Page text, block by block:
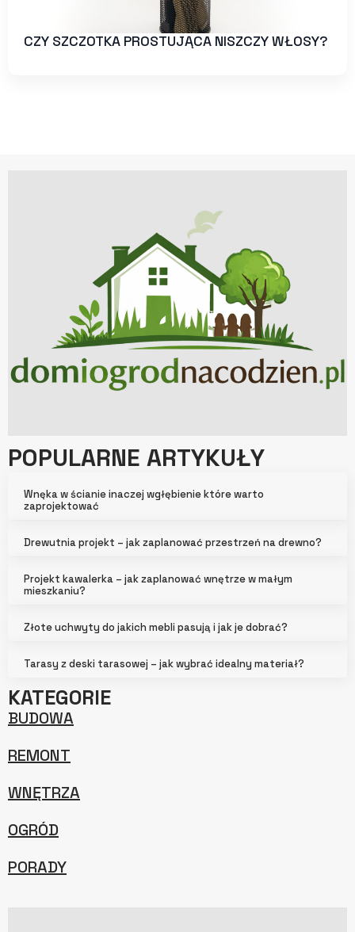
CZY SZCZOTKA PROSTUJĄCA NISZCZY WŁOSY?
POPULARNE ARTYKUŁY
Wnęka w ścianie inaczej wgłębienie które warto
zaprojektować
Drewutnia projekt – jak zaplanować przestrzeń na drewno?
Projekt kawalerka – jak zaplanować wnętrze w małym
mieszkaniu?
Złote uchwyty do jakich mebli pasują i jak je dobrać?
Tarasy z deski tarasowej – jak wybrać idealny materiał?
KATEGORIE
BUDOWA
REMONT
WNĘTRZA
OGRÓD
PORADY